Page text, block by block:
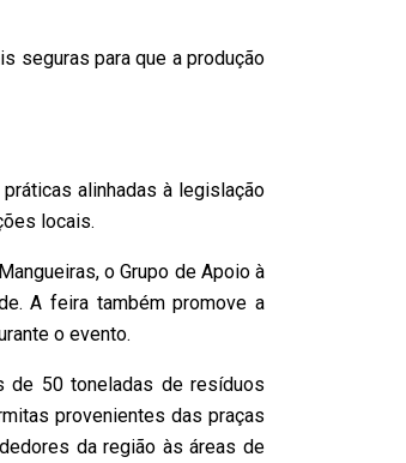
seguras para que a produção
alinhadas à legislação
locais.
o Grupo de Apoio à
A feira também promove a
o evento.
de 50 toneladas de resíduos
provenientes das praças
da região às áreas de